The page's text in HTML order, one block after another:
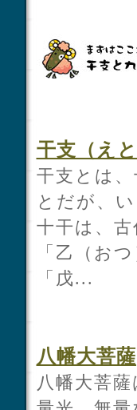
干支（え
干支とは
とだが、
十干は、
「乙（お
「戊...
八幡大菩
八幡大菩